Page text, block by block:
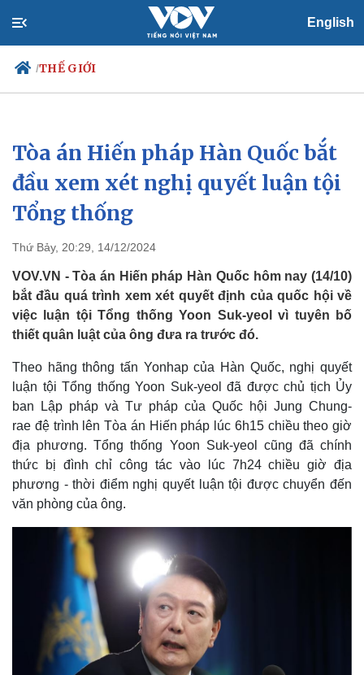
English
/THẾ GIỚI
Chính trị
Đảng
Tổ chức nhân sự
Quốc hội
Nhận diện sự thật
Xã hội
Dự báo thời tiết
Tòa án Hiến pháp Hàn Quốc bắt
đầu xem xét nghị quyết luận tội
Tổng thống
Thứ Bảy, 20:29, 14/12/2024
VOV.VN - Tòa án Hiến pháp Hàn Quốc hôm nay (14/10)
bắt đầu quá trình xem xét quyết định của quốc hội về
việc luận tội Tổng thống Yoon Suk-yeol vì tuyên bố
thiết quân luật của ông đưa ra trước đó.
Theo hãng thông tấn Yonhap của Hàn Quốc, nghị quyết
luận tội Tổng thống Yoon Suk-yeol đã được chủ tịch Ủy
ban Lập pháp và Tư pháp của Quốc hội Jung Chung-
rae đệ trình lên Tòa án Hiến pháp lúc 6h15 chiều theo giờ
địa phương. Tổng thống Yoon Suk-yeol cũng đã chính
thức bị đình chỉ công tác vào lúc 7h24 chiều giờ địa
phương - thời điểm nghị quyết luận tội được chuyển đến
văn phòng của ông.